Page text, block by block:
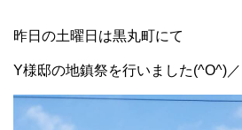
昨日の土曜日は黒丸町にて
Y様邸の地鎮祭を行いました(^O^)／